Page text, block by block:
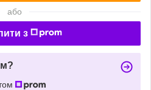
або
з